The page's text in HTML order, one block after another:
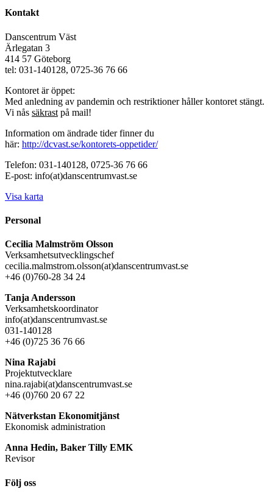
Kontakt
Danscentrum Väst
Ärlegatan 3
414 57 Göteborg
tel: 031-140128, 0725-36 76 66
Kontoret är öppet:
Med anledning av pandemin och restriktioner håller kontoret stängt.
Vi nås säkrast på mail!
Information om ändrade tider finner du
här: http://dcvast.se/kontorets-oppetider/
Telefon: 031-140128, 0725-36 76 66
E-post: info(at)danscentrumvast.se
Visa karta
Personal
Cecilia Malmström Olsson
Verksamhetsutvecklingschef
cecilia.malmstrom.olsson(at)danscentrumvast.se
+46 (0)760-28 34 24
Tanja Andersson
Verksamhetskoordinator
info(at)danscentrumvast.se
031-140128
+46 (0)725 36 76 66
Nina Rajabi
Projektutvecklare
nina.rajabi(at)danscentrumvast.se
+46 (0)760 20 67 22
Nätverkstan Ekonomitjänst
Ekonomisk administration
Anna Hedin, Baker Tilly EMK
Revisor
Följ oss